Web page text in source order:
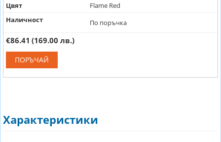
Цвят
Flame Red
Наличност
По поръчка
€86.41 (169.00 лв.)
ПОРЪЧАЙ
Характеристики